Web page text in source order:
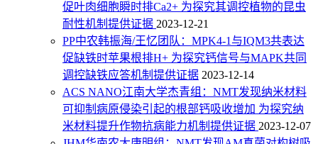
促叶肉细胞瞬时排Ca2+ 为探究其调控植物的昆虫
耐性机制提供证据 2023-12-21
PP中农韩振海/王忆团队：MPK4-1与IQM3共表达
促缺铁时苹果根排H+ 为探究钙信号与MAPK共同
调控缺铁应答机制提供证据 2023-12-14
ACS NANO江南大学杰青组：NMT发现纳米材料
可抑制病原侵染引起的根部钙吸收增加 为探究纳
米材料提升作物抗病能力机制提供证据 2023-12-07